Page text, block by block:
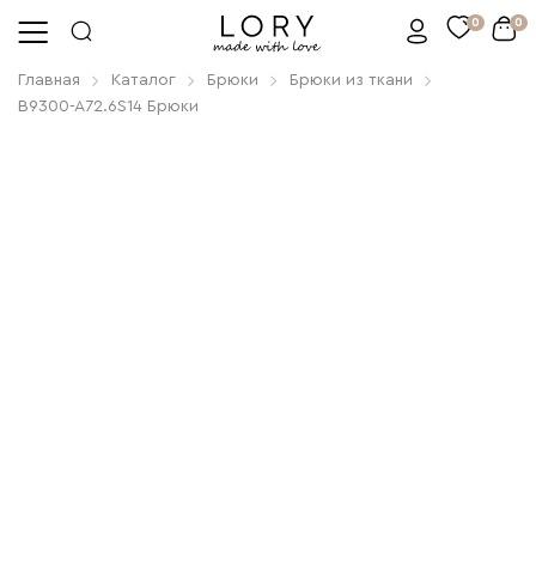
0 0
Главная Каталог Брюки
Брюки из ткани
B9300-A72.6S14 Брюки